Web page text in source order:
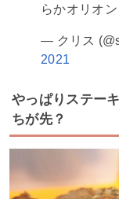
らかオリオ
— クリス
2021
やっぱりステー
ちが先？